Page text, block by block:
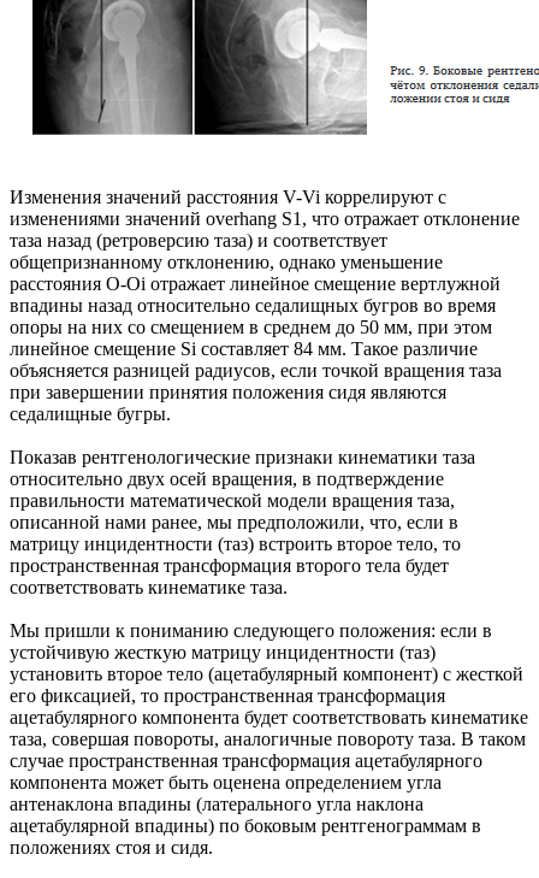
Изменения значений расстояния V-Vi коррелируют с
изменениями значений overhang S1, что отражает отклонение
таза назад (ретроверсию таза) и соответствует
общепризнанному отклонению, однако уменьшение
расстояния O-Oi отражает линейное смещение вертлужной
впадины назад относительно седалищных бугров во время
опоры на них со смещением в среднем до 50 мм, при этом
линейное смещение Si составляет 84 мм. Такое различие
объясняется разницей радиусов, если точкой вращения таза
при завершении принятия положения сидя являются
седалищные бугры.
Показав рентгенологические признаки кинематики таза
относительно двух осей вращения, в подтверждение
правильности математической модели вращения таза,
описанной нами ранее, мы предположили, что, если в
матрицу инцидентности (таз) встроить второе тело, то
пространственная трансформация второго тела будет
соответствовать кинематике таза.
Мы пришли к пониманию следующего положения: если в
устойчивую жесткую матрицу инцидентности (таз)
установить второе тело (ацетабулярный компонент) с жесткой
его фиксацией, то пространственная трансформация
ацетабулярного компонента будет соответствовать кинематике
таза, совершая повороты, аналогичные повороту таза. В таком
случае пространственная трансформация ацетабулярного
компонента может быть оценена определением угла
антенаклона впадины (латерального угла наклона
ацетабулярной впадины) по боковым рентгенограммам в
положениях стоя и сидя.